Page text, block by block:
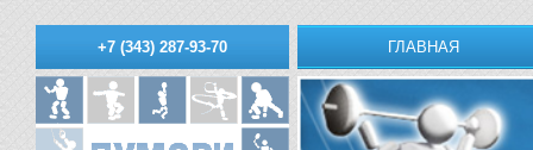
+7 (343) 287-93-70 ГЛАВНАЯ